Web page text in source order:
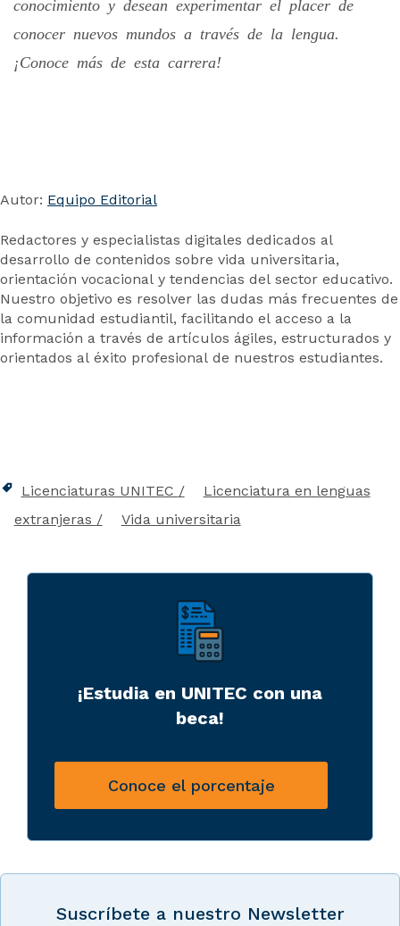
conocimiento y desean experimentar el placer de
conocer nuevos mundos a través de la lengua.
¡Conoce más de esta carrera!
Autor: Equipo Editorial
Redactores y especialistas digitales dedicados al
desarrollo de contenidos sobre vida universitaria,
orientación vocacional y tendencias del sector educativo.
Nuestro objetivo es resolver las dudas más frecuentes de
la comunidad estudiantil, facilitando el acceso a la
información a través de artículos ágiles, estructurados y
orientados al éxito profesional de nuestros estudiantes.
Licenciaturas UNITEC
Licenciatura en lenguas
extranjeras
Vida universitaria
¡Estudia en UNITEC con una
beca!
Conoce el porcentaje
Suscríbete a nuestro Newsletter